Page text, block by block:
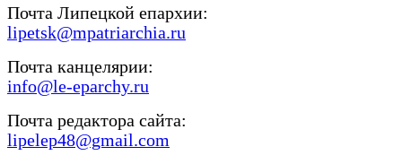
Почта Липецкой епархии:
lipetsk@mpatriarchia.ru
Почта канцелярии:
info@le-eparchy.ru
Почта редактора сайта:
lipelep48@gmail.com